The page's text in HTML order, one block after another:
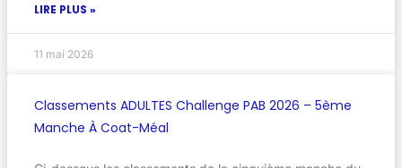
LIRE PLUS »
11 mai 2026
Classements ADULTES Challenge PAB 2026 – 5ème
Manche À Coat-Méal